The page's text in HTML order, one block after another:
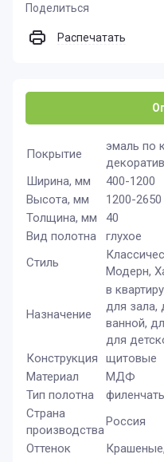
Поделиться
Распечатать
Покрытие
эмаль по
Ширина, мм
400-1200
Высота, мм
1200-2650
Толщина, мм
40
Вид полотна
глухое
Стиль
Модерн,
Назначение
в
для зала,
ванной,
для
Конструкция
щитовые
Материал
МДФ
Тип полотна
Страна
производства
Россия
Оттенок